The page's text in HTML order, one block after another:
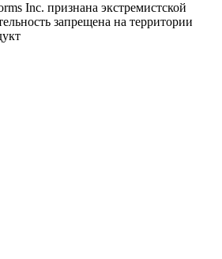
Inc. признана экстремистской
запрещена на территории